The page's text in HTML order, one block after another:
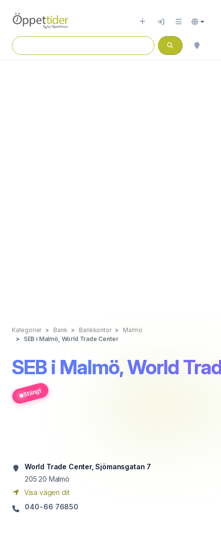
Kategorier Bank Bankkontor
Malmö
SEB i Malmö, World Trade Center
SEB i Malmö, World
Stängt
World Trade Center, Sjömansgatan 7
205 20 Malmö
Visa vägen dit
040-66 76850